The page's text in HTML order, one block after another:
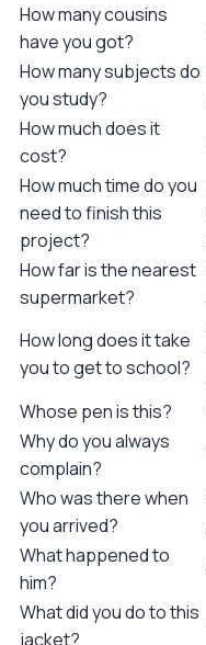
How many cousins
have you got?
How many subjects do
you study?
How much does it
cost?
How much time do you
need to finish this
project?
How far is the nearest
supermarket?
How long does it take
you to get to school?
Whose pen is this?
Why do you always
complain?
Who was there when
you arrived?
What happened to
him?
What did you do to this
jacket?